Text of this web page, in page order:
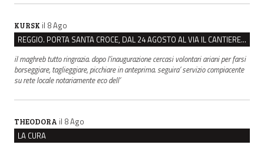
KURSK il 8 Ago
REGGIO. PORTA SANTA CROCE, DAL 24 AGOSTO AL VIA IL CANTIERE PER IL NUOVO COLLETTORE FOGNARIO
il maghreb tutto ringrazia. dopo l’inaugurazione cercasi volontari ariani per farsi
borseggiare, taglieggiare, picchiare in anteprima. seguira’ servizio compiacente
su rete locale notariamente eco dell’
THEODORA il 8 Ago
LA CURA